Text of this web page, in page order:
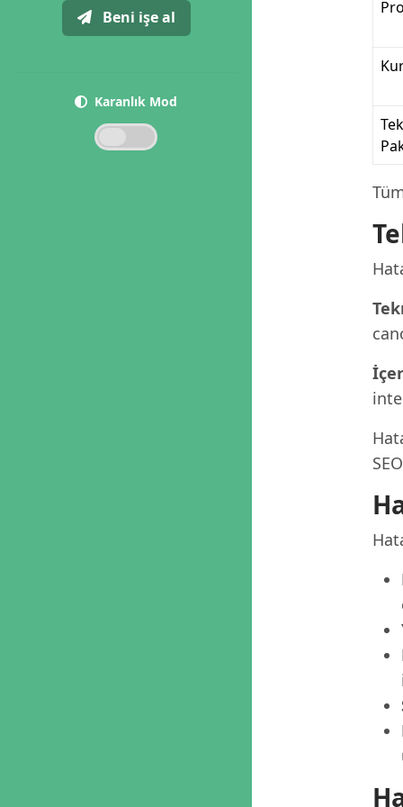
Beni işe al
Karanlık Mod